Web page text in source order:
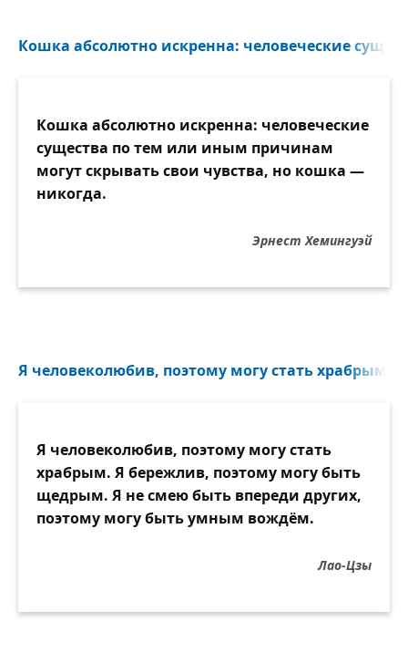
Кошка абсолютно искренна: человеческие
Кошка абсолютно искренна: человеческие
существа по тем или иным причинам
могут скрывать свои чувства, но кошка —
никогда.
Эрнест Хемингуэй
Я человеколюбив, поэтому могу стать храбрым...
Я человеколюбив, поэтому могу стать
храбрым. Я бережлив, поэтому могу быть
щедрым. Я не смею быть впереди других,
поэтому могу быть умным вождём.
Лао-Цзы